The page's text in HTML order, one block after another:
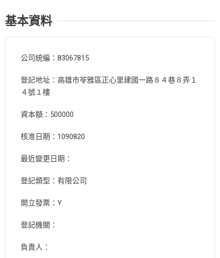
基本資料
公司統編：83067815
登記地址：高雄市苓雅區正心里建國一路８４巷８弄１
４號１樓
資本額：500000
核准日期：1090820
最近變更日期：
登記類型：有限公司
開立發票：Y
登記機關：
負責人：